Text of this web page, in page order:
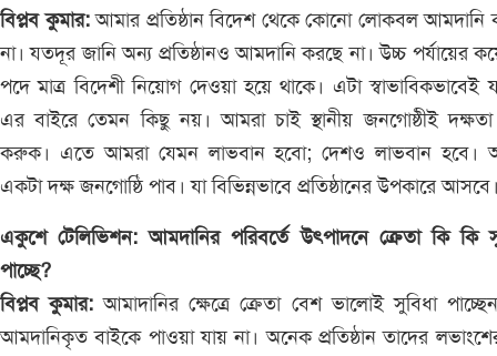
বিপ্লব কুমার:আমার প্রতিষ্ঠান বিদেশ থেকে কোনো লোকবল আমদানি
না। যতদূর জানি অন্য প্রতিষ্ঠানও আমদানি করছে না। উচ্চ পর্যায়ের
পদে মাত্র বিদেশী নিয়োগ দেওয়া হয়ে থাকে। এটা স্বাভাবিকভাবেই
এর বাইরে তেমন কিছু নয়। আমরা চাই স্থানীয় জনগোষ্ঠীই
করুক। এতে আমরা যেমন লাভবান হবো; দেশও লাভবান হবে।
একটা দক্ষ জনগোষ্ঠি পাব। যা বিভিন্নভাবে প্রতিষ্ঠানের উপকারে
একুশে টেলিভিশন: আমদানির পরিবর্তে উৎপাদনে ক্রেতা কি কি
পাচ্ছে?
বিপ্লব কুমার: আমাদানির ক্ষেত্রে ক্রেতা বেশ ভালোই সুবিধা
আমদানিকৃত বাইকে পাওয়া যায় না। অনেক প্রতিষ্ঠান তাদের